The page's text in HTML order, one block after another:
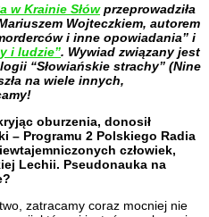
w Krainie Słówprzeprowadziła
Wojteczkiem, autorem
i inne opowiadania” i
i ludzie”. Wywiad związany jest
“Słowiańskie strachy” (Nine
na wiele innych,
oburzenia, donosił
– Programu 2 Polskiego Radia
człowiek,
Lechii. Pseudonauka na
zatracamy coraz mocniej nie